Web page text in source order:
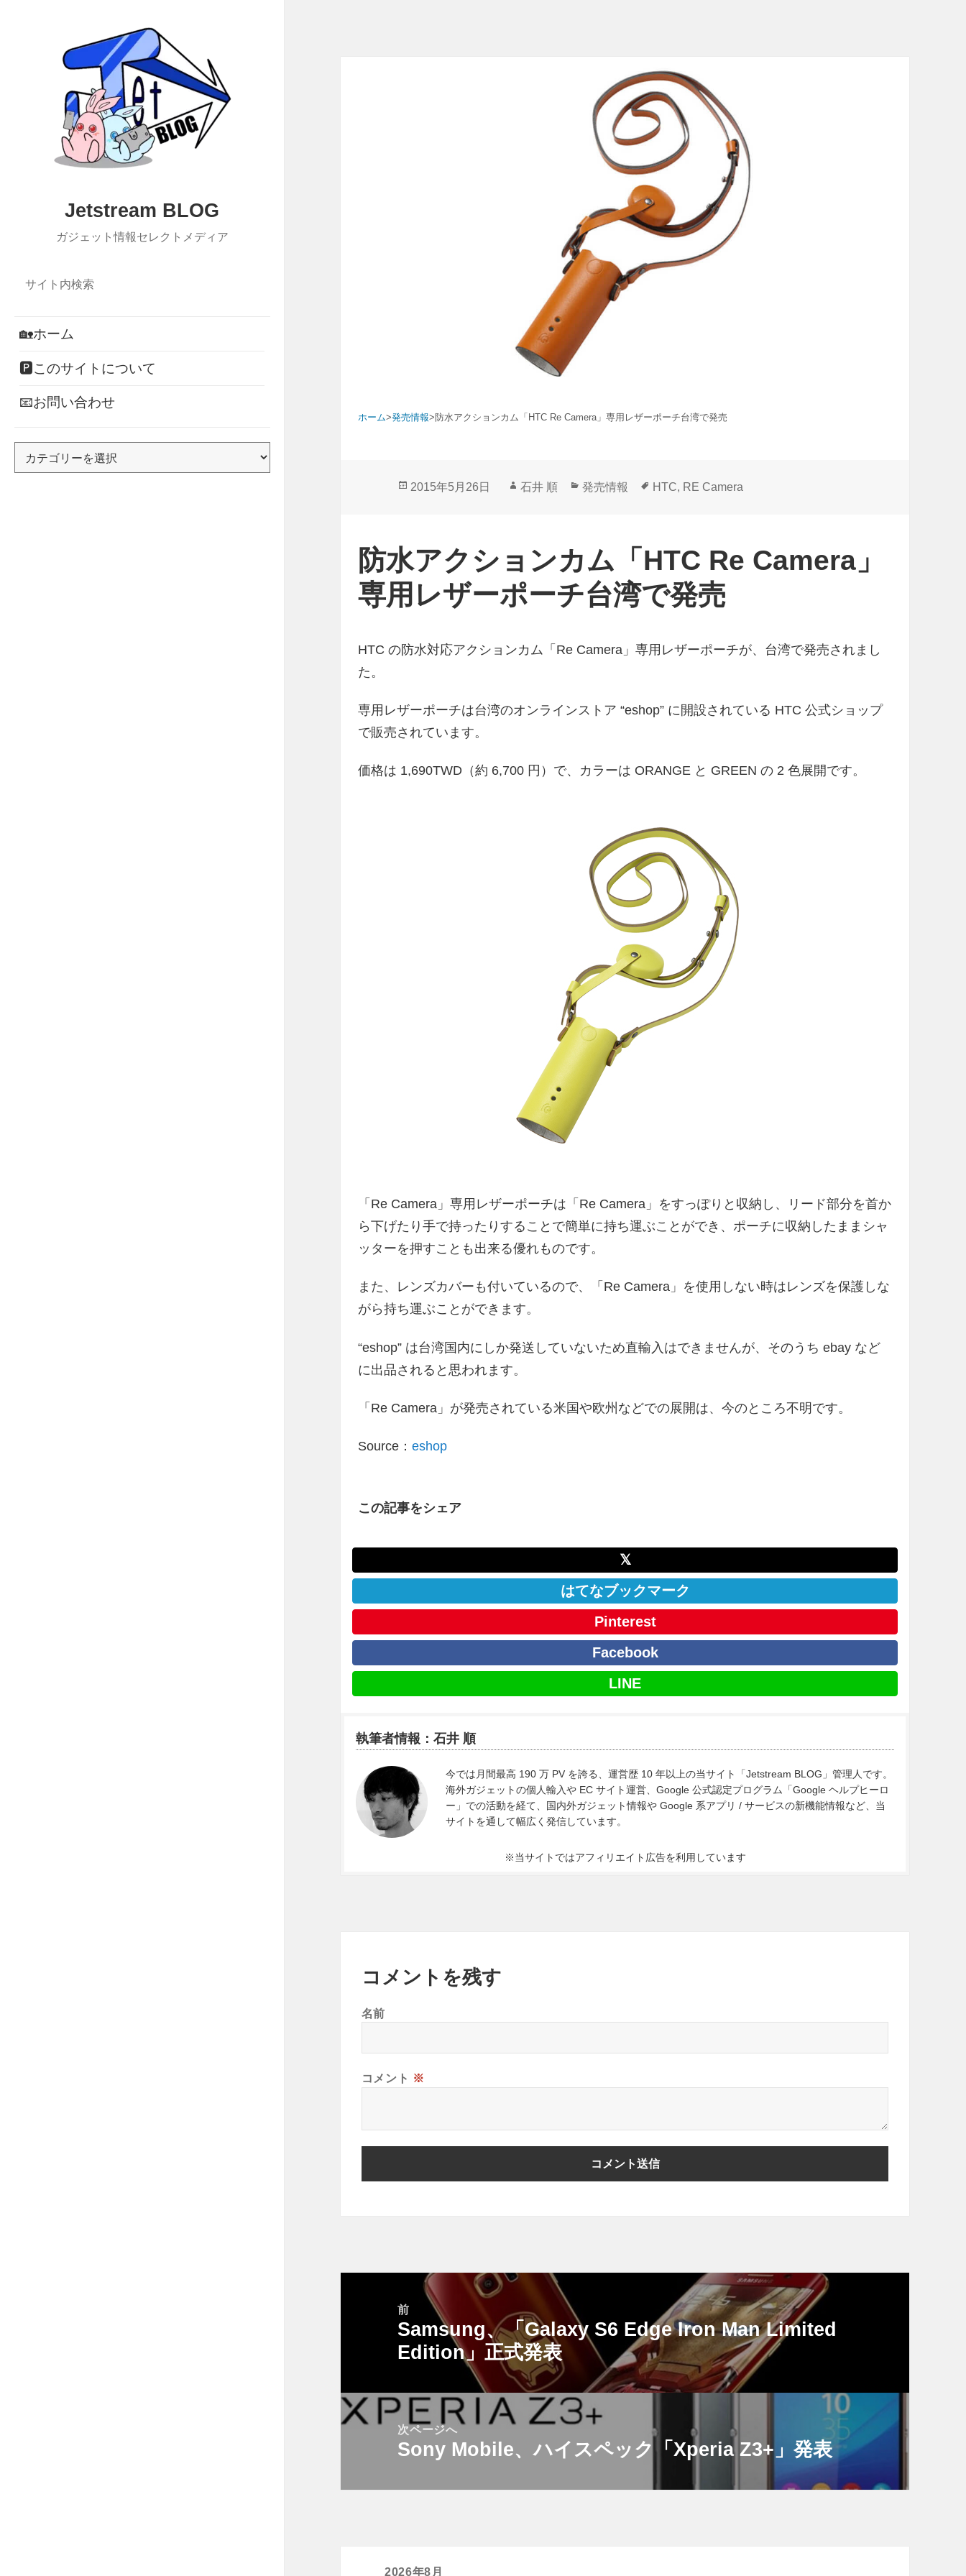
Jetstream BLOG
ガジェット情報セレクトメディア
🏡ホーム
🅿このサイトについて
📧お問い合わせ
ホーム>発売情報> 防水アクションカム「HTC Re Camera」専用レザーポーチ台湾で発売
投
2015年5月26日
作
石井 順
カ
ー
発売情報
タ
HTC, RE Camera
防水アクションカム「HTC Re Camera」
専用レザーポーチ台湾で発売
HTC の防水対応アクションカム「Re Camera」専用レザーポーチが、台湾で発売されまし
た。
専用レザーポーチは台湾のオンラインストア “eshop” に開設されている HTC 公式ショップ
で販売されています。
価格は 1,690TWD（約 6,700 円）で、カラーは ORANGE と GREEN の 2 色展開です。
「Re Camera」専用レザーポーチは「Re Camera」をすっぽりと収納し、リード部分を首か
ら下げたり手で持ったりすることで簡単に持ち運ぶことができ、ポーチに収納したままシャ
ッターを押すことも出来る優れものです。
また、レンズカバーも付いているので、「Re Camera」を使用しない時はレンズを保護しな
がら持ち運ぶことができます。
“eshop” は台湾国内にしか発送していないため直輸入はできませんが、そのうち ebay など
に出品されると思われます。
「Re Camera」が発売されている米国や欧州などでの展開は、今のところ不明です。
Source：eshop
この記事をシェア
𝕏
はてなブックマーク
Pinterest
Facebook
LINE
執筆者情報：石井 順
今では月間最高 190 万 PV を誇る、運営歴 10 年以上の当サイト「Jetstream BLOG」管理人です。
海外ガジェットの個人輸入や EC サイト運営、Google 公式認定プログラム「Google ヘルプヒーロ
ー」での活動を経て、国内外ガジェット情報や Google 系アプリ / サービスの新機能情報など、当
サイトを通して幅広く発信しています。
※当サイトではアフィリエイト広告を利用しています
コメントを残す
名前
コメント ※
ー
シ
前
前
の
稿:
Samsung、「Galaxy S6 Edge Iron Man Limited
Edition」正式発表
次ページへ
次
投
Sony Mobile、ハイスペック「Xperia Z3+」発表
2026年8月